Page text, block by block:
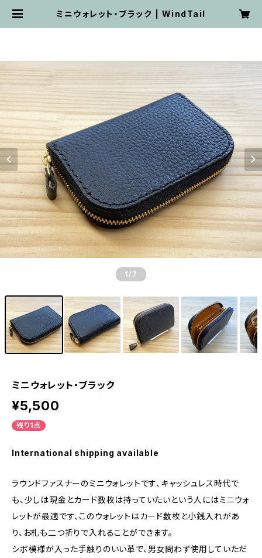
ミニウォレット・ブラック | WindTail
1 /7
ミニウォレット・ブラック
¥5,500
残り1点
International shipping available
ラウンドファスナーのミニウォレットです、キャッシュレス時代で
も、少しは現金とカード数枚は持っていたいという人にはミニウォ
レットが最適です、このウォレットはカード数枚と小銭入れがあ
り、お札も二つ折りで入れることができます。
シボ模様が入った手触りのいい革で、男女問わず使用していただ